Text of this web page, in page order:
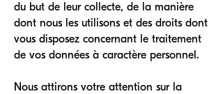
du but de leur collecte, de la manière
dont nous les utilisons et des droits dont
vous disposez concernant le traitement
de vos données à caractère personnel.
Nous attirons votre attention sur la